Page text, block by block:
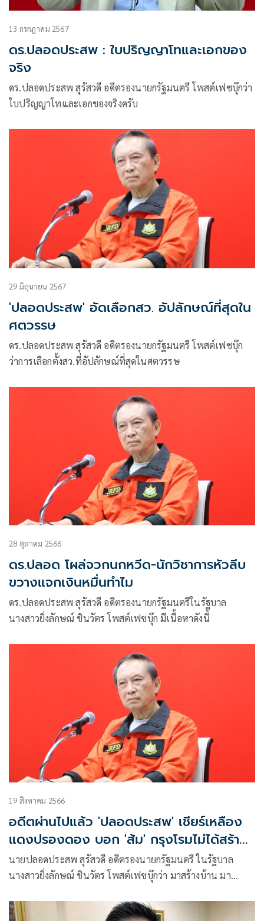
13 กรกฎาคม 2567
ดร.ปลอดประสพ : ใบปริญญาโทและเอกของ
จริง
ดร.ปลอดประสพ สุรัสวดี อดีตรองนายกรัฐมนตรี โพสต์เฟซบุ๊กว่า
ใบปริญญาโทและเอกของจริงครับ
29 มิถุนายน 2567
'ปลอดประสพ' อัดเลือกสว. อัปลักษณ์ที่สุดใน
ศตวรรษ
ดร.ปลอดประสพ สุรัสวดี อดีตรองนายกรัฐมนตรี โพสต์เฟซบุ๊ก
ว่าการเลือกตั้งสว.ที่อัปลักษณ์ที่สุดในศตวรรษ
28 ตุลาคม 2566
ดร.ปลอด โผล่จวกนกหวีด-นักวิชาการหัวลีบ
ขวางแจกเงินหมื่นทำไม
ดร.ปลอดประสพ สุรัสวดี อดีตรองนายกรัฐมนตรีในรัฐบาล
นางสาวยิ่งลักษณ์ ชินวัตร โพสต์เฟซบุ๊ก มีเนื้อหาดังนี้
19 สิงหาคม 2566
อดีตผ่านไปแล้ว 'ปลอดประสพ' เชียร์เหลือง
แดงปรองดอง บอก 'ส้ม' กรุงโรมไม่ได้สร้าง
เสร็จในวันเดียว
นายปลอดประสพ สุรัสวดี อดีตรองนายกรัฐมนตรี ในรัฐบาล
นางสาวยิ่งลักษณ์ ชินวัตร โพสต์เฟซบุ๊กว่า มาสร้างบ้าน มา